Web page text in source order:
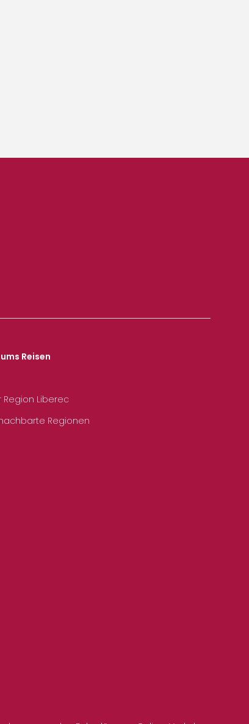
Reisen
Region Liberec
Regionen